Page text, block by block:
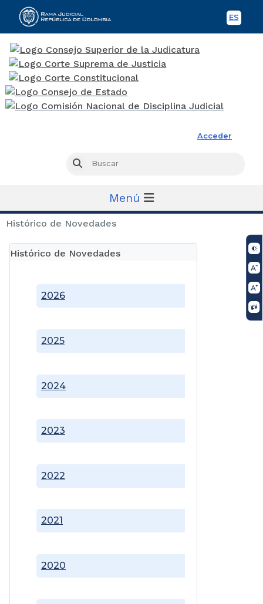
ES
Acceder
Buscar
Menú
Histórico de Novedades
Histórico de Novedades
2020
2021
2022
2023
2024
2025
2026